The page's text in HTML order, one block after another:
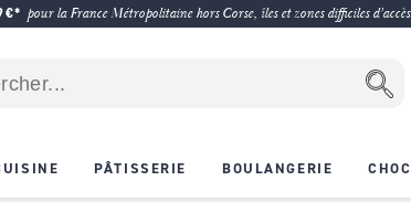
pour la France Métropolitaine hors Corse, îles et zones difficiles
PÂTISSERIE BOULANGERIE